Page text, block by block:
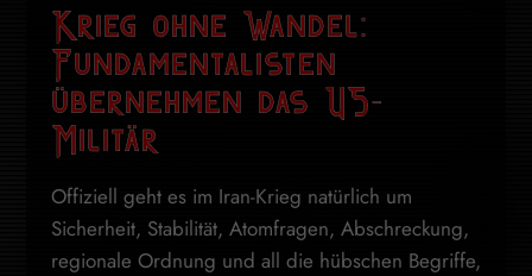
Krieg ohne Wandel:
Fundamentalisten
übernehmen das US-
Militär
Offiziell geht es im Iran-Krieg natürlich um
Sicherheit, Stabilität, Atomfragen, Abschreckung,
regionale Ordnung und all die hübschen Begriffe,